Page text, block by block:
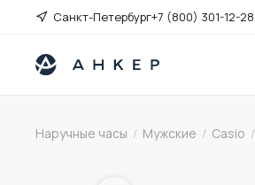
Санкт-Петербург+7 (800) 301-12-28
Наручные часы / Мужские / Casio /